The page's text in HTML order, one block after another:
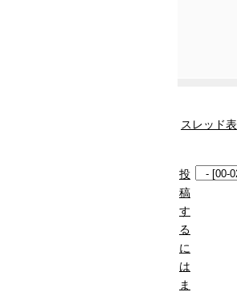
スレッド
投
稿
す
る
に
は
ま